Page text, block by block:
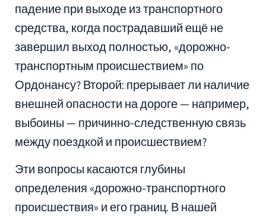
падение при выходе из транспортного
средства, когда пострадавший ещё не
завершил выход полностью, «дорожно-
транспортным происшествием» по
Ордонансу? Второй: прерывает ли наличие
внешней опасности на дороге — например,
выбоины — причинно-следственную связь
между поездкой и происшествием?
Эти вопросы касаются глубины
определения «дорожно-транспортного
происшествия» и его границ. В нашей